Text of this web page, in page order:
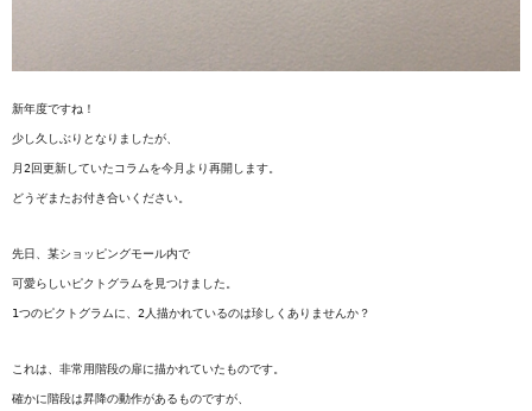
新年度ですね！
少し久しぶりとなりましたが、
月2回更新していたコラムを今月より再開します。
どうぞまたお付き合いください。
先日、某ショッピングモール内で
可愛らしいピクトグラムを見つけました。
1つのピクトグラムに、2人描かれているのは珍しくありませんか？
これは、非常用階段の扉に描かれていたものです。
確かに階段は昇降の動作があるものですが、